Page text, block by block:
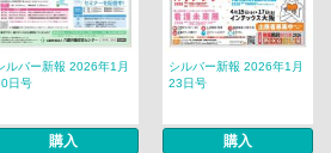
ルバー新報 2026年1月
日号
購入
シルバー新報 2026年1月
23日号
購入